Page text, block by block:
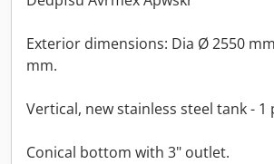
Exterior dimensions: Dia Ø 2550
mm.
Vertical, new stainless steel tank - 1
Conical bottom with 3" outlet.